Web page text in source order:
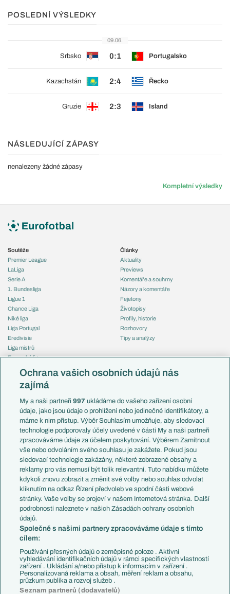
POSLEDNÍ VÝSLEDKY
09.06.
Srbsko 0:1 Portugalsko
Kazachstán 2:4 Řecko
Gruzie 2:3 Island
NÁSLEDUJÍCÍ ZÁPASY
nenalezeny žádné zápasy
Kompletní výsledky
Soutěže
Premier League
LaLiga
Serie A
1. Bundesliga
Ligue 1
Chance Liga
Niké liga
Liga Portugal
Eredivisie
Liga mistrů
Evropská liga
Mistrovství světa
Liga národů
Témata
Představení týmů MS
EuroSkauting
PL v kostce
Evropské koeficienty
Přestupy
Přestupové spekulace
Zranění
Kluby
Arsenal FC
Chelsea FC
Manchester United
AC Milán
Juventus FC
Bayern Mnichov
FC Barcelona
Real Madrid
Články
Aktuality
Previews
Komentáře a souhrny
Názory a komentáře
Fejetony
Životopisy
Profily, historie
Rozhovory
Tipy a analýzy
Česko
Francie
Itálie
Německo
Španělsko
Argentina
Brazílie
Přestupy
Zápasy
Livescore
Tipovací soutěž
Ochrana vašich osobních údajů nás
zajímá
My a naši partneři997 ukládáme do vašeho zařízení osobní
údaje, jako jsou údaje o prohlížení nebo jedinečné identifikátory, a
máme k nim přístup. Výběr Souhlasím umožňuje, aby sledovací
technologie podporovaly účely uvedené v části My a naši partneři
zpracováváme údaje za účelem poskytování. Výběrem Zamítnout
vše nebo odvoláním svého souhlasu je zakážete. Pokud jsou
sledovací technologie zakázány, některé zobrazené obsahy a
reklamy pro vás nemusí být tolik relevantní. Tuto nabídku můžete
kdykoli znovu zobrazit a změnit své volby nebo souhlas odvolat
kliknutím na odkaz Řízení předvoleb ve spodní části webové
stránky. Vaše volby se projeví v našem Internetová stránka. Další
podrobnosti naleznete v našich Zásadách ochrany osobních
údajů.
Společně s našimi partnery zpracováváme údaje s tímto
cílem:
Používání přesných údajů o zeměpisné poloze . Aktivní
vyhledávání identifikačních údajů v rámci specifických vlastností
zařízení . Ukládání a/nebo přístup k informacím v zařízení .
Personalizovaná reklama a obsah, měření reklam a obsahu,
průzkum publika a rozvoj služeb .
Seznam partnerů (dodavatelů)